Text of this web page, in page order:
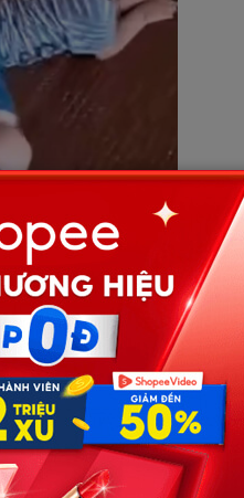
(Ảnh cắt từ
Hai người có hai con
2 tuổi, còn bé trai 4
con trai. Tuy